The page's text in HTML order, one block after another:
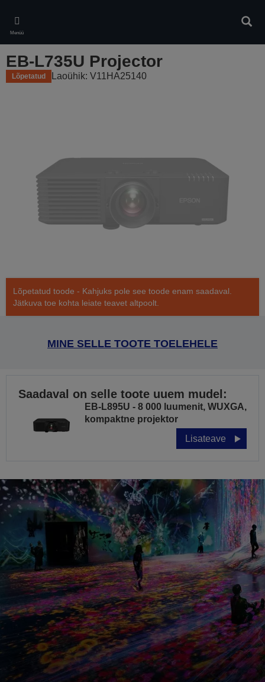
main
content
Menüü
EB-L735U Projector
Lõpetatud Laoühik: V11HA25140
Lõpetatud toode - Kahjuks pole see toode enam saadaval.
Jätkuva toe kohta leiate teavet altpoolt.
MINE SELLE TOOTE TOELEHELE
Saadaval on selle toote uuem mudel:
EB-L895U - 8 000 luumenit, WUXGA,
kompaktne projektor
Lisateave